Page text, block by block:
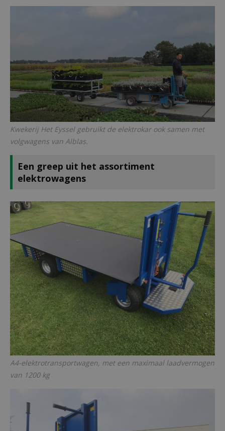
Kwekerij Het Eyssel gebruikt de elektrokar ook samen met
volgwagens van Alblas.
Een greep uit het assortiment
elektrowagens
A4-elektrotransportwagen, met een maximaal laadvermogen
van 1200 kg